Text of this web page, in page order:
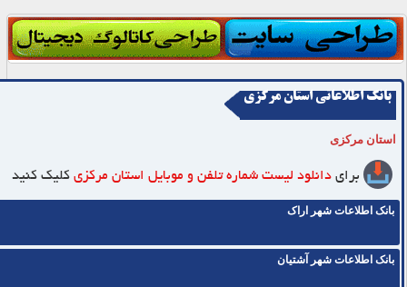
بانک اطلاعاتی استان مرکزی
استان مرکزی
برای دانلود لیست شماره تلفن و موبایل استان مرکزی کلیک کنید
بانک اطلاعات شهر اراک
بانک اطلاعات شهر آشتیان